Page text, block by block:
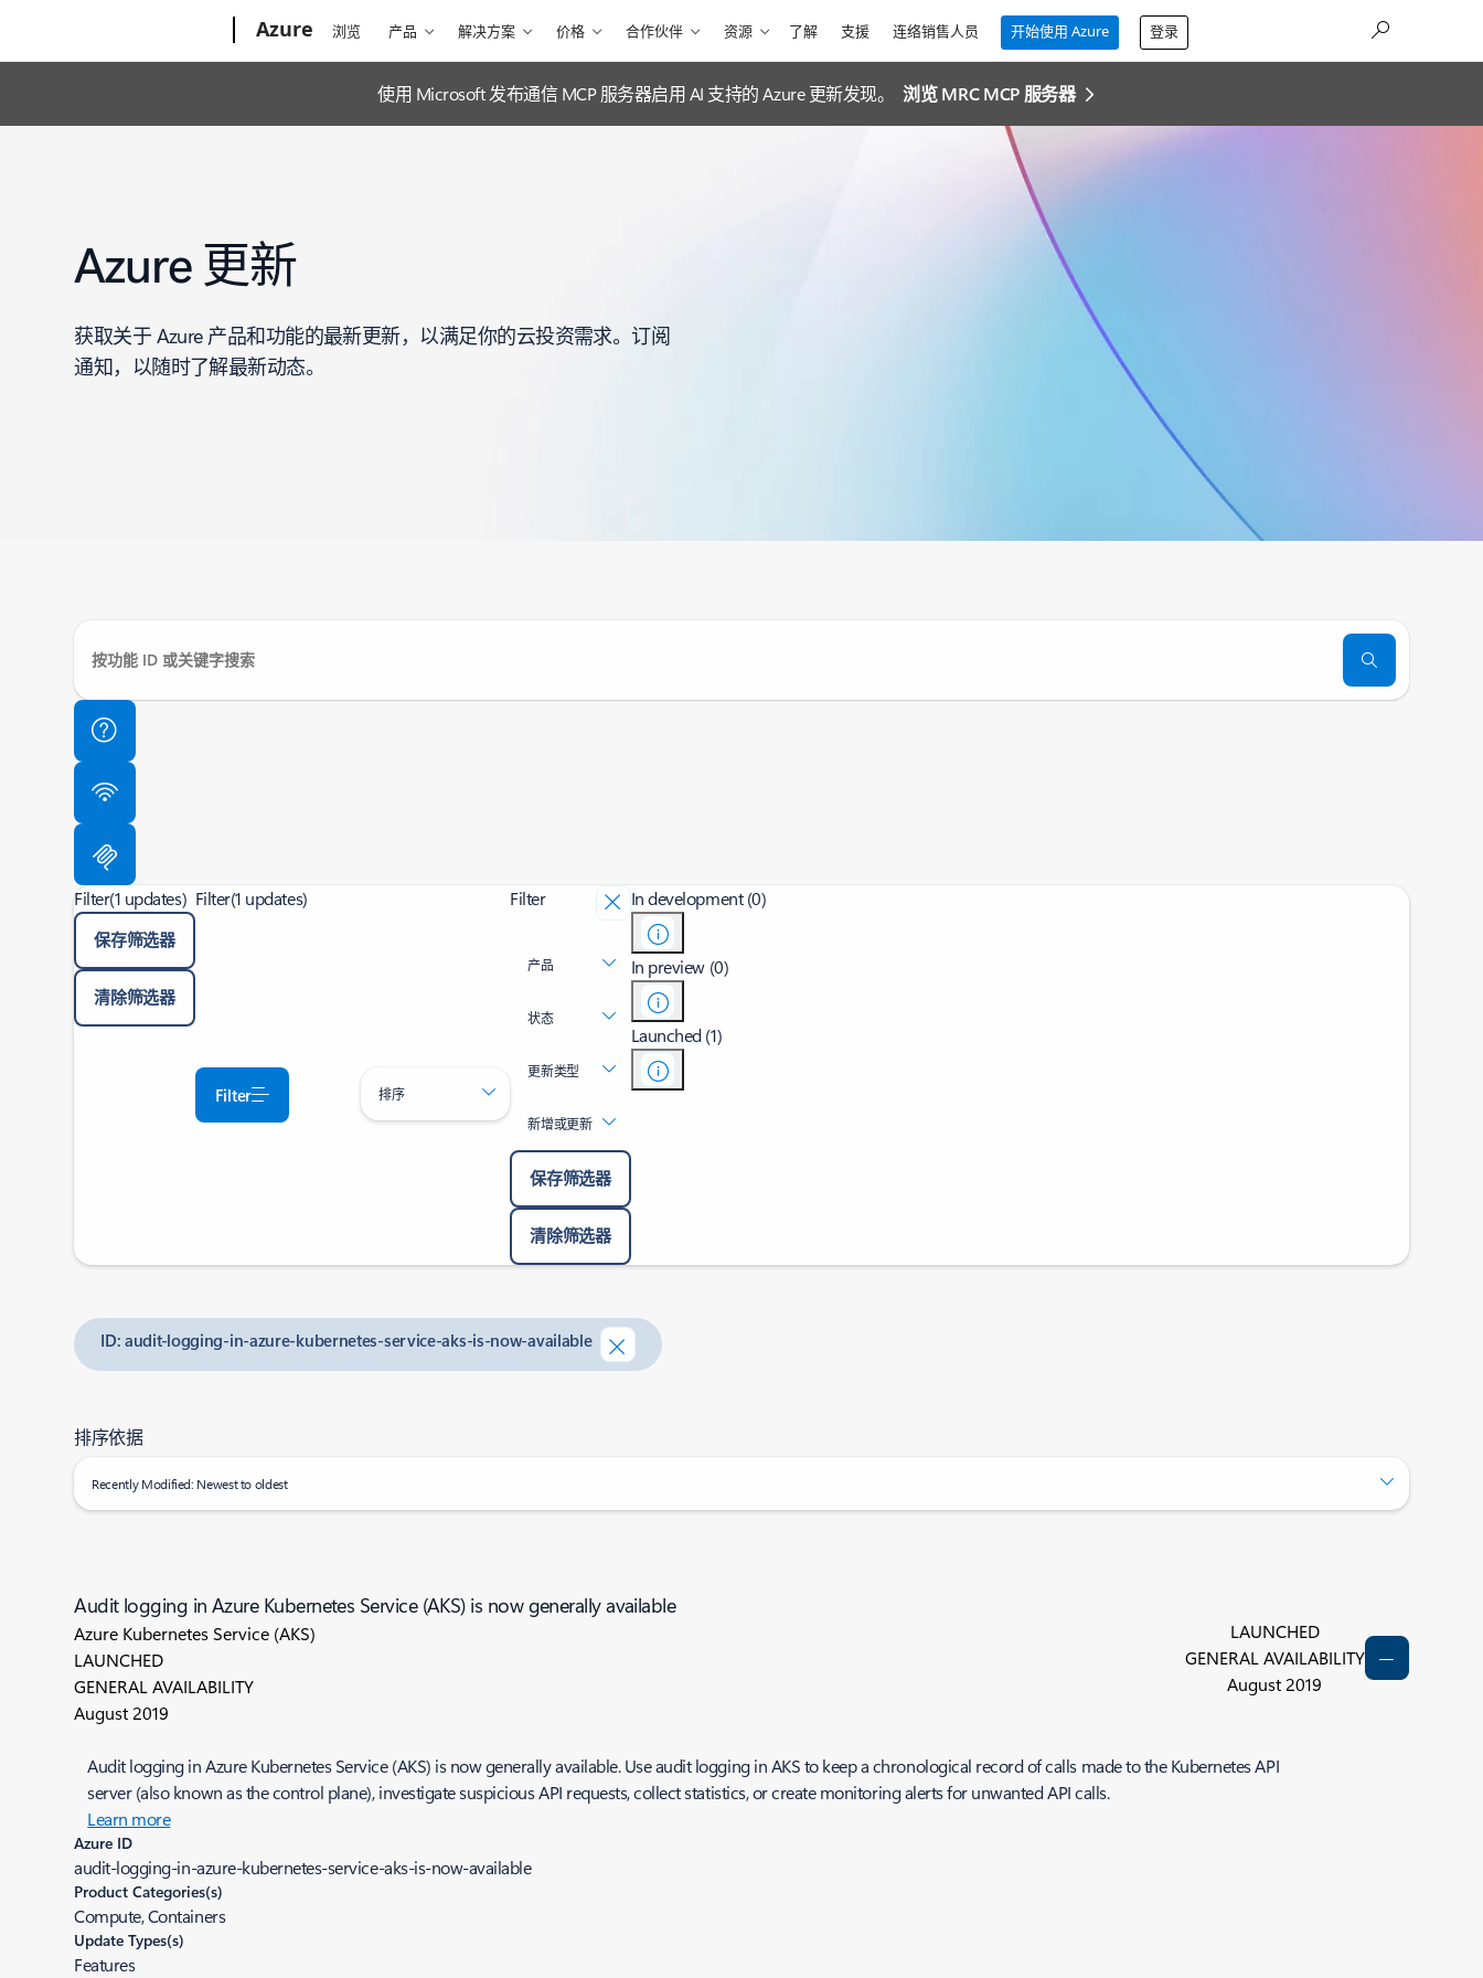
Azure 浏览 产品 解决方案 价格 合作伙伴 资源 了解 支援 连络销售人员 开始使用 Azure 登录
使用 Microsoft 发布通信 MCP 服务器启用 AI 支持的 Azure 更新发现。 浏览 MRC MCP 服务器
Azure 更新
获取关于 Azure 产品和功能的最新更新，以满足你的云投资需求。订阅
通知，以随时了解最新动态。
Filter(1 updates)
保存筛选器
清除筛选器
Filter(1 updates)
Filter 排序
Filter
产品
状态
更新类型
新增或更新
保存筛选器
清除筛选器
In development (0)
In preview (0)
Launched (1)
ID: audit-logging-in-azure-kubernetes-service-aks-is-now-available
排序依据
Recently Modified: Newest to oldest
Audit logging in Azure Kubernetes Service (AKS) is now generally available
Azure Kubernetes Service (AKS)
LAUNCHED
GENERAL AVAILABILITY
August 2019
LAUNCHED
GENERAL AVAILABILITY
August 2019
Audit logging in Azure Kubernetes Service (AKS) is now generally available. Use audit logging in AKS to keep a chronological record of calls made to the Kubernetes API
server (also known as the control plane), investigate suspicious API requests, collect statistics, or create monitoring alerts for unwanted API calls.
Learn more
Azure ID
audit-logging-in-azure-kubernetes-service-aks-is-now-available
Product Categories(s)
Compute, Containers
Update Types(s)
Features